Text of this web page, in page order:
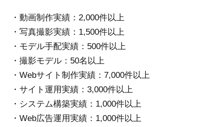
・動画制作実績：2,000件以上
・写真撮影実績：1,500件以上
・モデル手配実績：500件以上
・撮影モデル：50名以上
・Webサイト制作実績：7,000件以上
・サイト運用実績：3,000件以上
・システム構築実績：1,000件以上
・Web広告運用実績：1,000件以上